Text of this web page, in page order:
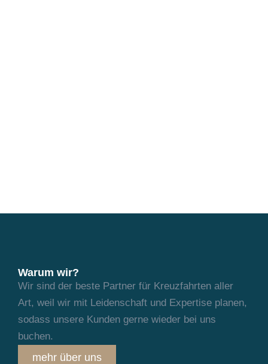
Warum wir?
Wir sind der beste Partner für Kreuzfahrten aller
Art, weil wir mit Leidenschaft und Expertise planen,
sodass unsere Kunden gerne wieder bei uns
buchen.
mehr über uns